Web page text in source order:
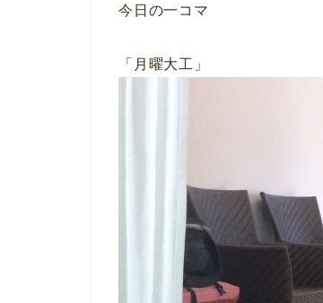
今日の一コマ
「月曜大工」